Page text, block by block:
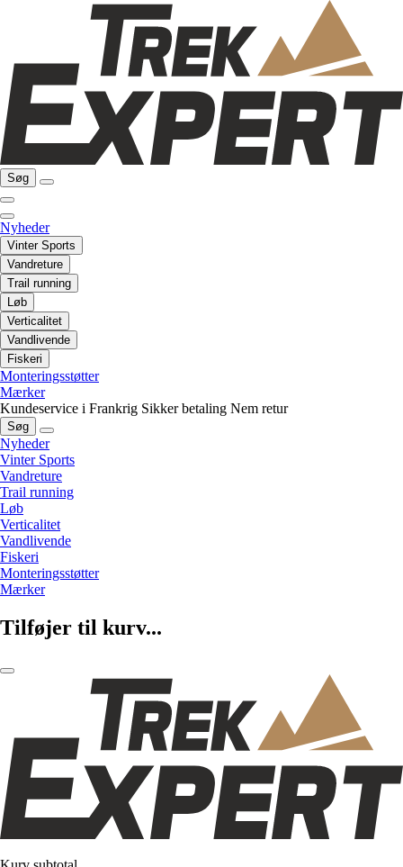
Søg
Nyheder
Vinter Sports
Vandreture
Trail running
Løb
Verticalitet
Vandlivende
Fiskeri
Monteringsstøtter
Mærker
Kundeservice i Frankrig Sikker betaling Nem retur
Søg
Nyheder
Vinter Sports
Vandreture
Trail running
Løb
Verticalitet
Vandlivende
Fiskeri
Monteringsstøtter
Mærker
Tilføjer til kurv...